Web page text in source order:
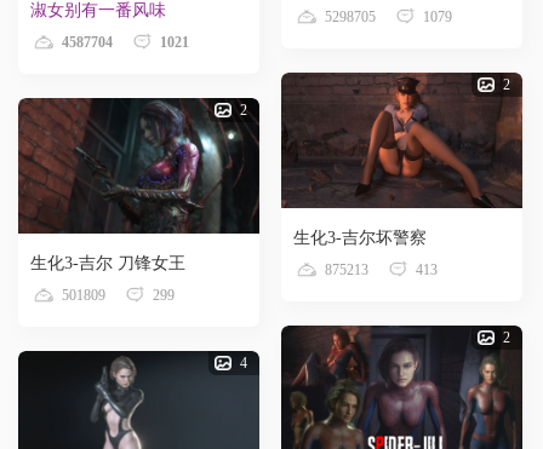
淑女别有一番风味
4587704 1021
2
生化3-吉尔 刀锋女王
501809 299
4
5298705 1079
2
生化3-吉尔坏警察
875213 413
2